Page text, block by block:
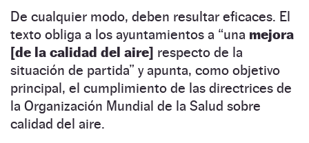
De cualquier modo, deben resultar eficaces. El
texto obliga a los ayuntamientos a “una mejora
[de la calidad del aire] respecto de la
situación de partida” y apunta, como objetivo
principal, el cumplimiento de las directrices de
la Organización Mundial de la Salud sobre
calidad del aire.